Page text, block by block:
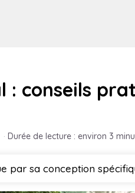
: conseils
· Durée de lecture : environ 3
par sa conception